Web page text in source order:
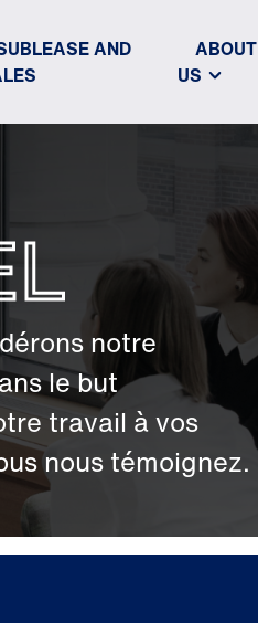
AND
ABOUT
US
notre
le but
travail à vos
nous témoignez.